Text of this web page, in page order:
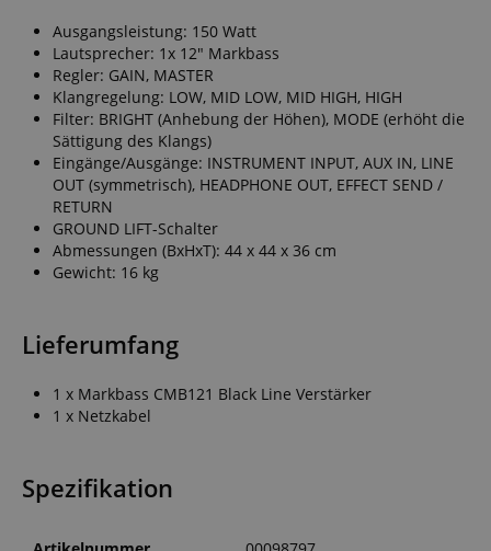
Ausgangsleistung: 150 Watt
Lautsprecher: 1x 12" Markbass
Regler: GAIN, MASTER
Klangregelung: LOW, MID LOW, MID HIGH, HIGH
Filter: BRIGHT (Anhebung der Höhen), MODE (erhöht die
Sättigung des Klangs)
Eingänge/Ausgänge: INSTRUMENT INPUT, AUX IN, LINE
OUT (symmetrisch), HEADPHONE OUT, EFFECT SEND /
RETURN
GROUND LIFT-Schalter
Abmessungen (BxHxT): 44 x 44 x 36 cm
Gewicht: 16 kg
Lieferumfang
1 x Markbass CMB121 Black Line Verstärker
1 x Netzkabel
Spezifikation